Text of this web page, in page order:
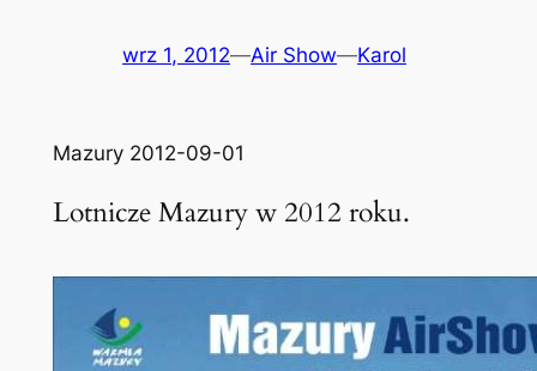
wrz 1, 2012—Air Show—Karol
Mazury 2012-09-01
Lotnicze Mazury w 2012 roku.